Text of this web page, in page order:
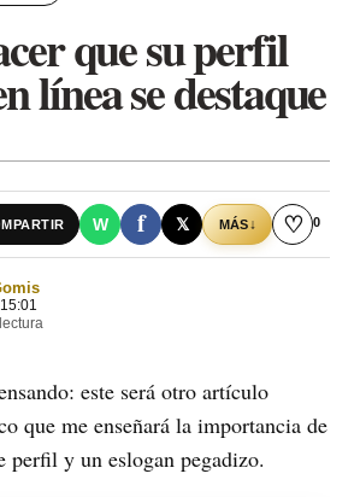
que su perfil
línea se destaque
W f 𝕏 MÁS↓ ♡ 0
este será otro artículo
que me enseñará la importancia de
perfil y un eslogan pegadizo.